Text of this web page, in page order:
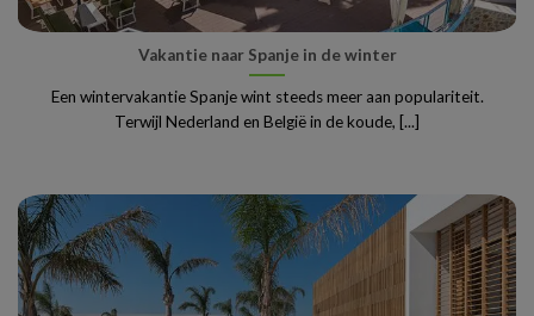
Vakantie naar Spanje in de winter
Een wintervakantie Spanje wint steeds meer aan populariteit.
Terwijl Nederland en België in de koude, [...]